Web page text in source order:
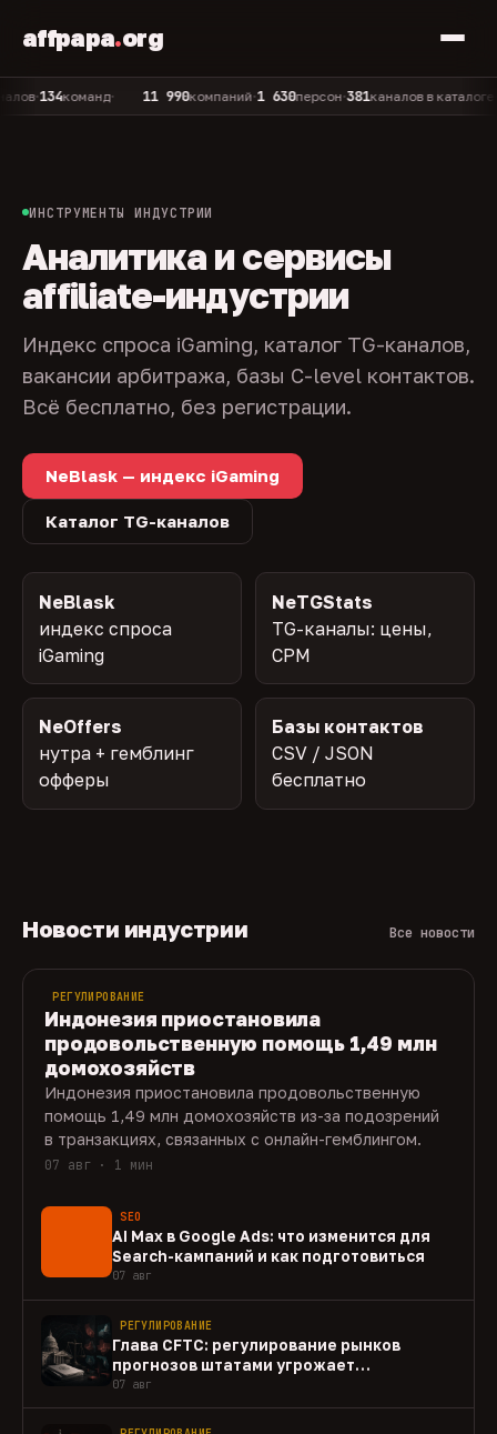
affpapa.org
134команд• 11 990компаний•1 630персон•381каналов в каталоге•804
ИНСТРУМЕНТЫ ИНДУСТРИИ
Аналитика и сервисы
affiliate-индустрии
Индекс спроса iGaming, каталог TG-каналов,
вакансии арбитража, базы C-level контактов.
Всё бесплатно, без регистрации.
NeBlask — индекс iGaming
Каталог TG-каналов
NeBlask
индекс спроса
iGaming
NeTGStats
TG-каналы: цены,
CPM
NeOffers
нутра + гемблинг
офферы
Базы контактов
CSV / JSON
бесплатно
Новости индустрии Все новости
РЕГУЛИРОВАНИЕ
Индонезия приостановила
продовольственную помощь 1,49 млн
домохозяйств
Индонезия приостановила продовольственную
помощь 1,49 млн домохозяйств из-за подозрений
в транзакциях, связанных с онлайн-гемблингом.
07 авг · 1 мин
SEO
AI Max в Google Ads: что изменится для
Search-кампаний и как подготовиться
07 авг
РЕГУЛИРОВАНИЕ
Глава CFTC: регулирование рынков
прогнозов штатами угрожает
федеральному рынку
07 авг